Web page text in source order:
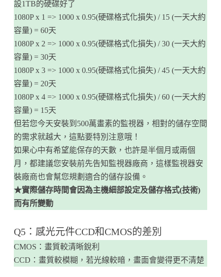
設1TB的硬碟好了
1080P x 1 => 1000 x 0.95(硬碟格式化損失) / 15 (一天大約
容量) = 60天
1080P x 2 => 1000 x 0.95(硬碟格式化損失) / 30 (一天大約
容量) = 30天
1080P x 3 => 1000 x 0.95(硬碟格式化損失) / 45 (一天大約
容量) = 20天
1080P x 4 => 1000 x 0.95(硬碟格式化損失) / 60 (一天大約
容量) = 15天
但若您今天安裝到500萬畫素的監視器，相對的儲存空間
的需求就越大，這點要特別注意哦！
如果心中有希望能保存的天數，也許是半個月或兩個
月，都建議您安裝前先告知監視器廠商，這樣監視器安
裝廠商也會幫您規劃適合的儲存設備。
★實際儲存時間會因為主機細部設定及儲存格式(技術)
而有所變動
Q5：感光元件CCD和CMOS的差別
CMOS：畫質較清晰銳利
CCD：畫質較模糊，若光線較暗，畫面會變得更不清楚